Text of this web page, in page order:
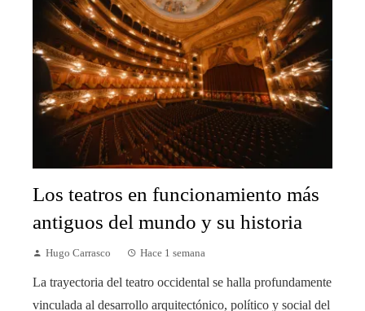
Los teatros en funcionamiento más
antiguos del mundo y su historia
Hugo Carrasco Hace 1 semana
La trayectoria del teatro occidental se halla profundamente
vinculada al desarrollo arquitectónico, político y social del